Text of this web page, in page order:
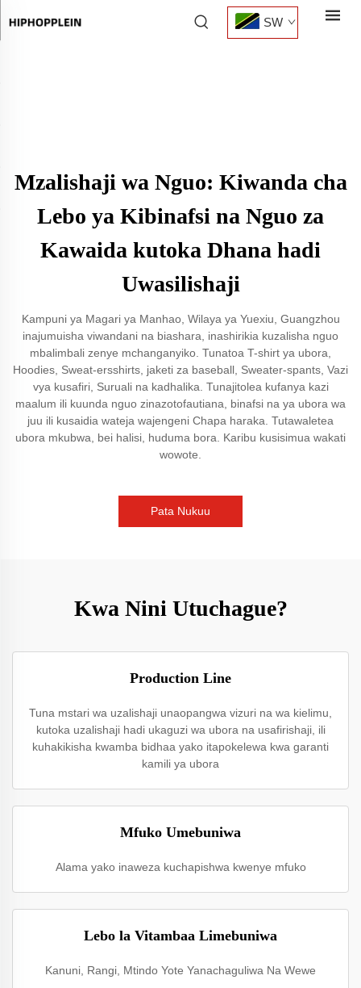
SW
Mzalishaji wa Nguo: Kiwanda cha
Lebo ya Kibinafsi na Nguo za
Kawaida kutoka Dhana hadi
Uwasilishaji
Kampuni ya Magari ya Manhao, Wilaya ya Yuexiu, Guangzhou
inajumuisha viwandani na biashara, inashirikia kuzalisha nguo
mbalimbali zenye mchanganyiko. Tunatoa T-shirt ya ubora,
Hoodies, Sweat-ersshirts, jaketi za baseball, Sweater-spants, Vazi
vya kusafiri, Suruali na kadhalika. Tunajitolea kufanya kazi
maalum ili kuunda nguo zinazotofautiana, binafsi na ya ubora wa
juu ili kusaidia wateja wajengeni Chapa haraka. Tutawaletea
ubora mkubwa, bei halisi, huduma bora. Karibu kusisimua wakati
wowote.
Pata Nukuu
Kwa Nini Utuchague?
Production Line
Tuna mstari wa uzalishaji unaopangwa vizuri na wa kielimu,
kutoka uzalishaji hadi ukaguzi wa ubora na usafirishaji, ili
kuhakikisha kwamba bidhaa yako itapokelewa kwa garanti
kamili ya ubora
Mfuko Umebuniwa
Alama yako inaweza kuchapishwa kwenye mfuko
Lebo la Vitambaa Limebuniwa
Kanuni, Rangi, Mtindo Yote Yanachaguliwa Na Wewe